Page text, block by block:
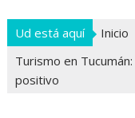
Ud está aquí Inicio
Turismo en
positivo